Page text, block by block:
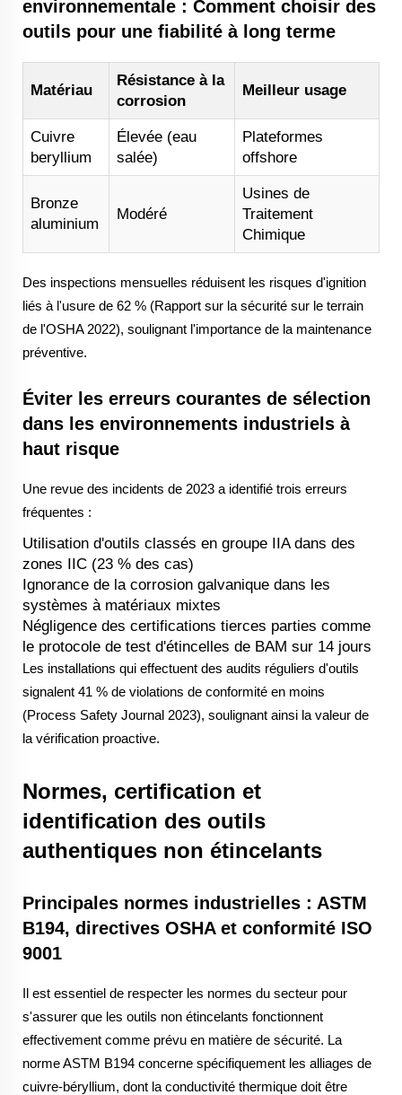
environnementale : Comment choisir des
outils pour une fiabilité à long terme
Matériau
Résistance à la
corrosion
Meilleur usage
Cuivre
beryllium
Élevée (eau
salée)
Plateformes
offshore
Bronze
aluminium
Modéré
Usines de
Traitement
Chimique
Des inspections mensuelles réduisent les risques d'ignition
liés à l'usure de 62 % (Rapport sur la sécurité sur le terrain
de l'OSHA 2022), soulignant l'importance de la maintenance
préventive.
Éviter les erreurs courantes de sélection
dans les environnements industriels à
haut risque
Une revue des incidents de 2023 a identifié trois erreurs
fréquentes :
Utilisation d'outils classés en groupe IIA dans des
zones IIC (23 % des cas)
Ignorance de la corrosion galvanique dans les
systèmes à matériaux mixtes
Négligence des certifications tierces parties comme
le protocole de test d'étincelles de BAM sur 14 jours
Les installations qui effectuent des audits réguliers d'outils
signalent 41 % de violations de conformité en moins
(Process Safety Journal 2023), soulignant ainsi la valeur de
la vérification proactive.
Normes, certification et
identification des outils
authentiques non étincelants
Principales normes industrielles : ASTM
B194, directives OSHA et conformité ISO
9001
Il est essentiel de respecter les normes du secteur pour
s'assurer que les outils non étincelants fonctionnent
effectivement comme prévu en matière de sécurité. La
norme ASTM B194 concerne spécifiquement les alliages de
cuivre-béryllium, dont la conductivité thermique doit être